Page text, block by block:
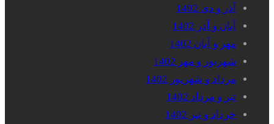
آذر و دی 1402
آبان و آذر 1402
مهر و آبان 1402
شهریور و مهر 1402
مرداد و شهریور 1402
تیر و مرداد 1402
خرداد و تیر 1402